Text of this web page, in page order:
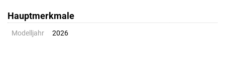
Hauptmerkmale
Modelljahr 2026